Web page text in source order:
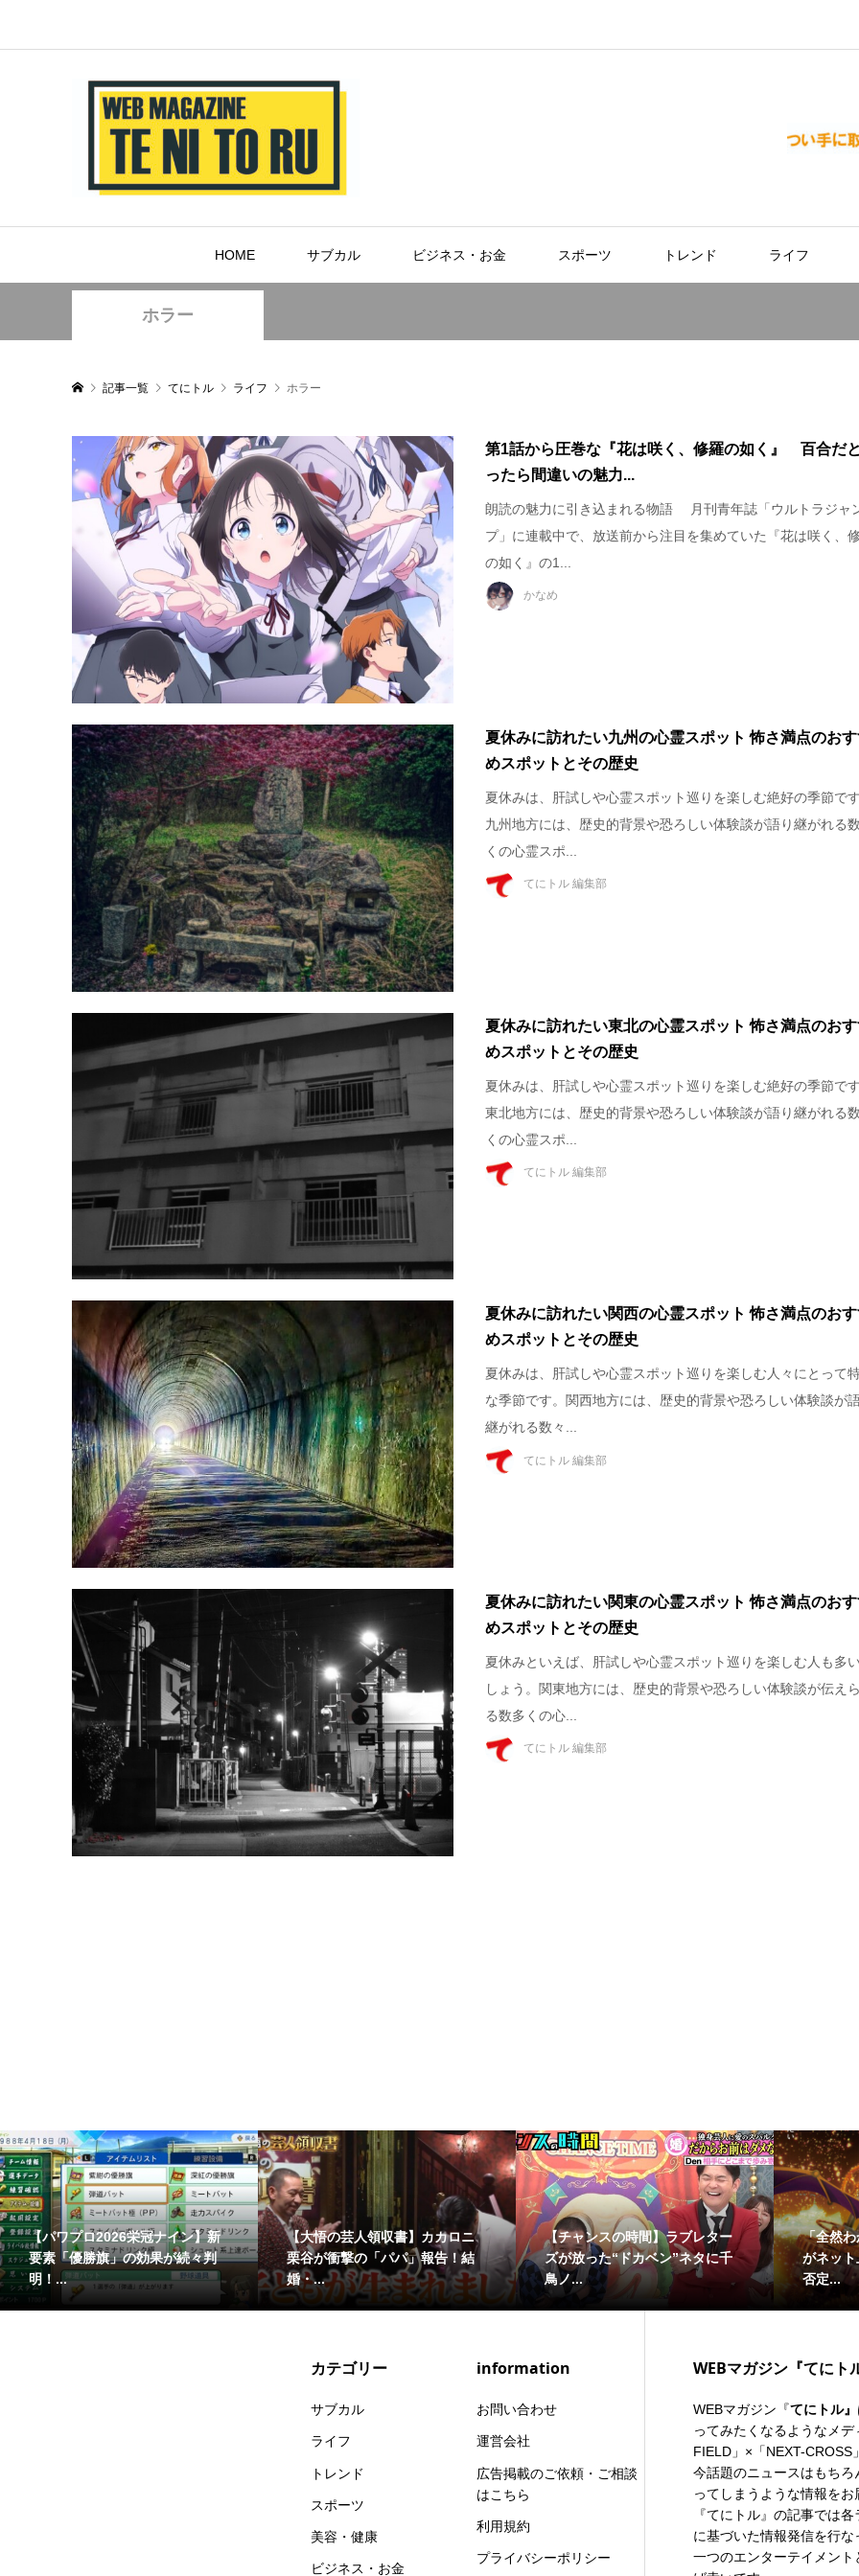
HOME サブカル ビジネス・お金 スポーツ トレンド ライフ
ホラー
記事一覧 てにトル ライフ ホラー
第1話から圧巻な『花は咲く、修羅の如く』 百合だ
ったら間違いの魅力...
朗読の魅力に引き込まれる物語 月刊青年誌「ウルトラジャ
プ」に連載中で、放送前から注目を集めていた『花は咲く、
の如く』の1...
かなめ
夏休みに訪れたい九州の心霊スポット 怖さ満点のお
めスポットとその歴史
夏休みは、肝試しや心霊スポット巡りを楽しむ絶好の季節です
九州地方には、歴史的背景や恐ろしい体験談が語り継がれる
くの心霊スポ...
てにトル 編集部
夏休みに訪れたい東北の心霊スポット 怖さ満点のお
めスポットとその歴史
夏休みは、肝試しや心霊スポット巡りを楽しむ絶好の季節です
東北地方には、歴史的背景や恐ろしい体験談が語り継がれる
くの心霊スポ...
てにトル 編集部
夏休みに訪れたい関西の心霊スポット 怖さ満点のお
めスポットとその歴史
夏休みは、肝試しや心霊スポット巡りを楽しむ人々にとって
な季節です。関西地方には、歴史的背景や恐ろしい体験談が
継がれる数々...
てにトル 編集部
夏休みに訪れたい関東の心霊スポット 怖さ満点のお
めスポットとその歴史
夏休みといえば、肝試しや心霊スポット巡りを楽しむ人も多
しょう。関東地方には、歴史的背景や恐ろしい体験談が伝え
る数多くの心...
てにトル 編集部
さんと千鳥くん】若槻さ
バラエティー力」が裏目
【水ダウ】伝説の「寿司合戦」
が1年ぶりに復活！王者・大自然
の解...
【かまいガチ】“無段の闇医
者”山内さん覚醒！？ 実力派芸
人集結...
まだ終わらない挑
んとつ町のプペル
台」...
カテゴリー
サブカル
ライフ
トレンド
スポーツ
美容・健康
ビジネス・お金
information
お問い合わせ
運営会社
広告掲載のご依頼・ご相談
はこちら
利用規約
プライバシーポリシー
WEBマガジン『てにト
WEBマガジン『てにトル』
ってみたくなるようなメ
FIELD」×「NEXT-CROSS
今話題のニュースはもち
ってしまうような情報をお
『てにトル』の記事では
に基づいた情報発信を行
一つのエンターテイメン